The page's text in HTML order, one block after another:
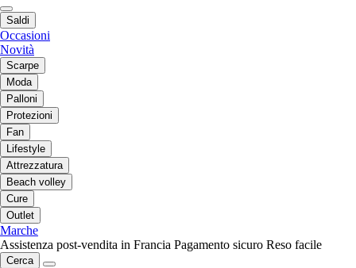
Saldi
Occasioni
Novità
Scarpe
Moda
Palloni
Protezioni
Fan
Lifestyle
Attrezzatura
Beach volley
Cure
Outlet
Marche
Assistenza post-vendita in Francia Pagamento sicuro Reso facile
Cerca